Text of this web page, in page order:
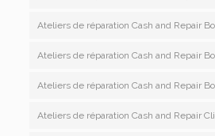
Ateliers de réparation Cash and Repair
Ateliers de réparation Cash and Repair
Ateliers de réparation Cash and Repair
Ateliers de réparation Cash and Repair